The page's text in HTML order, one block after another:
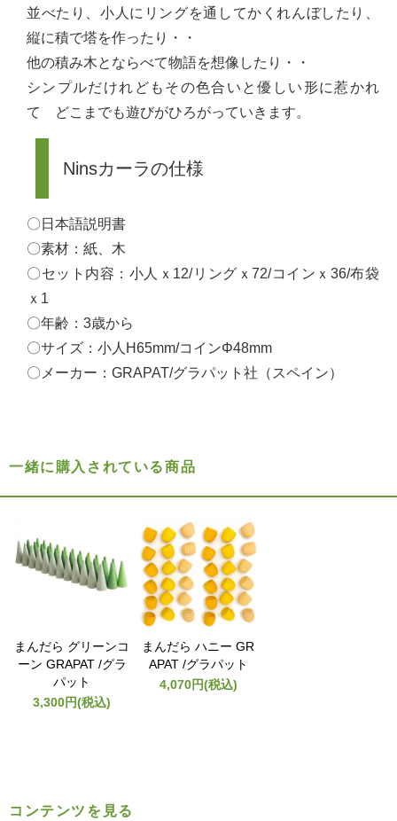
並べたり、小人にリングを通してかくれんぼしたり、
縦に積で塔を作ったり・・
他の積み木とならべて物語を想像したり・・
シンプルだけれどもその色合いと優しい形に惹かれ
て どこまでも遊びがひろがっていきます。
Ninsカーラの仕様
〇日本語説明書
〇素材：紙、木
〇セット内容：小人ｘ12/リングｘ72/コインｘ36/布袋
ｘ1
〇年齢：3歳から
〇サイズ：小人H65mm/コインΦ48mm
〇メーカー：GRAPAT/グラパット社（スペイン）
一緒に購入されている商品
まんだら グリーンコ
ーン GRAPAT /グラ
パット
3,300円(税込)
まんだら ハニー GR
APAT /グラパット
4,070円(税込)
コンテンツを見る